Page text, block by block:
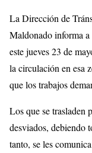
La Dirección de
Maldonado informa a
este jueves 23 de
la circulación en esa
que los trabajos
Los que se trasladen
desviados, debiendo
tanto, se les